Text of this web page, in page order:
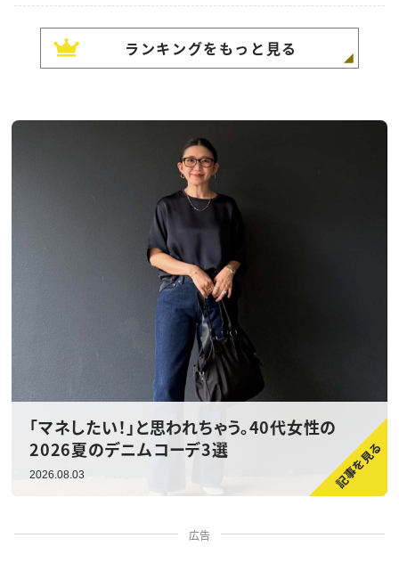
ランキングをもっと見る
「マネしたい！」と思われちゃう。40代女性の
2026夏のデニムコーデ3選
2026.08.03
広告